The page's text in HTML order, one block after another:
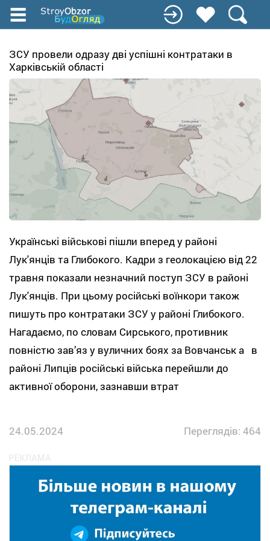
Перейти
содержанию
ЗСУ провели одразу дві успішні контратаки в
Харківській області
Українські військові пішли вперед у районі
Лук'янців та Глибокого. Кадри з геолокацією від 22
травня показали незначний поступ ЗСУ в районі
Лук'янців. При цьому російські воїнкори також
пишуть про контратаки ЗСУ у районі Глибокого.
Нагадаємо, по словам Сирського, противник
повністю завʼяз у вуличних боях за Вовчанськ а в
районі Липців російські війська перейшли до
активної оборони, зазнавши втрат
24.05.2024 Переглядів: 464